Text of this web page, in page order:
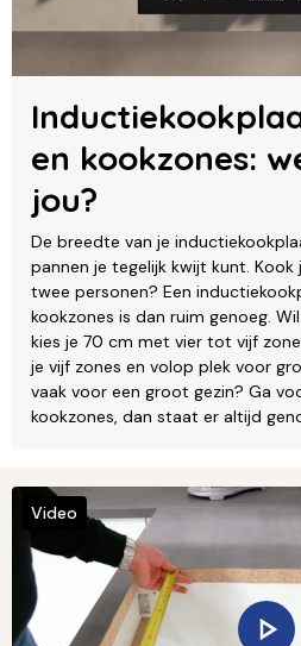
en kookzones:
jou?
De breedte van je
pannen je tegelijk kwijt kunt.
twee personen? Een
kookzones is dan ruim genoeg.
kies je 70 cm met vier tot vijf
je vijf zones en volop plek voor
vaak voor een groot gezin? Ga
kookzones, dan staat er altijd
Video